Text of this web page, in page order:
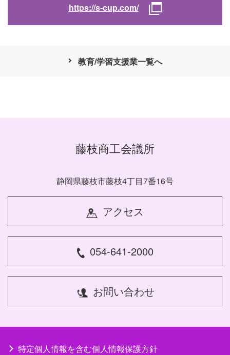
https://s-cup.com/
教育/学習支援業一覧へ
藤枝商工会議所
静岡県藤枝市藤枝4丁目7番16号
アクセス
054-641-2000
お問い合わせ
特定個人情報を含む個人情報保護方針